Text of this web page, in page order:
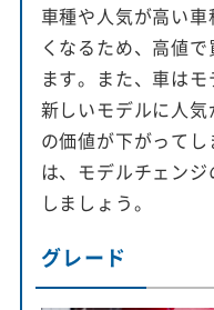
車種や人気が高い
くなるため、高値
ます。また、車は
新しいモデルに人
の価値が下がって
は、モデルチェン
しましょう。
グレード